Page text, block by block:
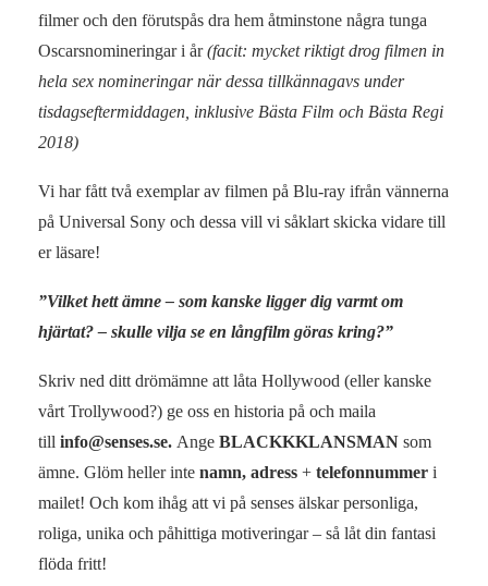
filmer och den förutspås dra hem åtminstone några tunga
Oscarsnomineringar i år(facit: mycket riktigt drog filmen in
hela sex nomineringar när dessa tillkännagavs under
tisdagseftermiddagen, inklusive Bästa Film och Bästa Regi
2018)
Vi har fått två exemplar av filmen på Blu-ray ifrån vännerna
på Universal Sony och dessa vill vi såklart skicka vidare till
er läsare!
”Vilket hett ämne – som kanske ligger dig varmt om
hjärtat? – skulle vilja se en långfilm göras kring?”
Skriv ned ditt drömämne att låta Hollywood (eller kanske
vårt Trollywood?) ge oss en historia på och maila
till info@senses.se. Ange BLACKKKLANSMAN som
ämne. Glöm heller inte namn, adress + telefonnummer i
mailet! Och kom ihåg att vi på senses älskar personliga,
roliga, unika och påhittiga motiveringar – så låt din fantasi
flöda fritt!